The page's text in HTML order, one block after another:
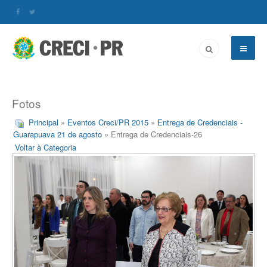
Fotos
Principal » Eventos Creci/PR 2015 » Entrega de Credenciais -
Guarapuava 21 de agosto » Entrega de Credenciais-26
Voltar à Categoria